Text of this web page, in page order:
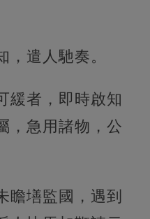
，遣人馳奏。
緩者，即時啟知
，急用諸物，公
瞻墡監國，遇到